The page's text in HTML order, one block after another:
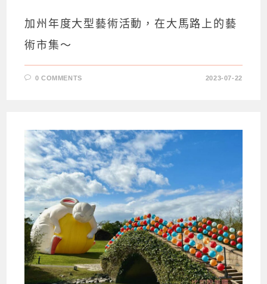
加州年度大型藝術活動，在大馬路上的藝
術市集～
0 COMMENTS 2023-07-22